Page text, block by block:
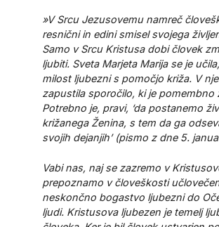
»V Srcu Jezusovemu namreč
resnični in edini smisel svojega
Samo v Srcu Kristusa dobi človek
ljubiti. Sveta Marjeta Marija se je
milost ljubezni s pomočjo križa. V
zapustila sporočilo, ki je pomembno
Potrebno je, pravi, ‘da postanemo
križanega Ženina, s tem da ga
svojih dejanjih’ (pismo z dne 5.
Vabi nas, naj se zazremo v
prepoznamo v človeškosti
neskončno bogastvo ljubezni do
ljudi. Kristusova ljubezen je temelj